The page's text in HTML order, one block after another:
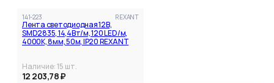
141-223 REXANT
Лента светодиодная 12В,
SMD2835, 14,4Вт/м, 120 LED/м,
4000K, 8мм, 50м, IP20 REXANT
Наличие:15 шт.
12 203,78 ₽